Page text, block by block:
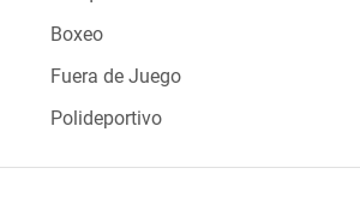
Boxeo
Fuera de Juego
Polideportivo